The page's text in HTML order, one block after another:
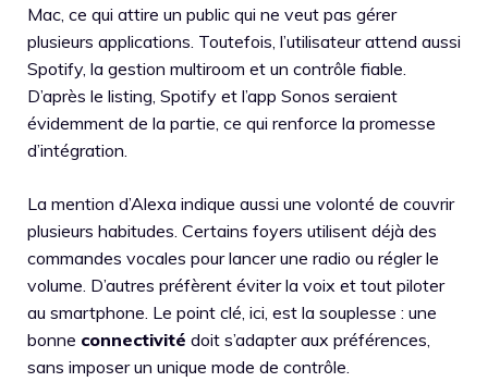
Mac, ce qui attire un public qui ne veut pas gérer
plusieurs applications. Toutefois, l’utilisateur attend aussi
Spotify, la gestion multiroom et un contrôle fiable.
D’après le listing, Spotify et l’app Sonos seraient
évidemment de la partie, ce qui renforce la promesse
d’intégration.
La mention d’Alexa indique aussi une volonté de couvrir
plusieurs habitudes. Certains foyers utilisent déjà des
commandes vocales pour lancer une radio ou régler le
volume. D’autres préfèrent éviter la voix et tout piloter
au smartphone. Le point clé, ici, est la souplesse : une
bonne connectivité doit s’adapter aux préférences,
sans imposer un unique mode de contrôle.